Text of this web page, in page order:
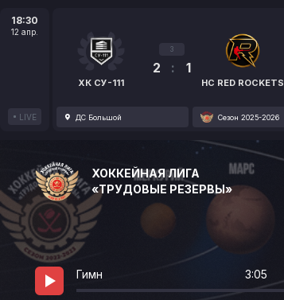
18:30
12 апр.
LIVE
ХК СУ-111
3
2 : 1
HC RED ROCKETS
ДС Большой Сезон 2025-2026
ХОККЕЙНАЯ ЛИГА
«ТРУДОВЫЕ РЕЗЕРВЫ»
Гимн 3:05